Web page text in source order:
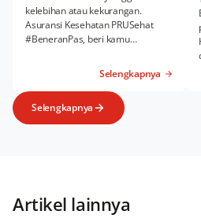
kelebihan atau kekurangan.
Asuransi Kesehatan PRUSehat
#BeneranPas, beri kamu
Rawat Jalan sesuai kebutuhanmu.
Selengkapnya
Selengkapnya
Artikel lainnya